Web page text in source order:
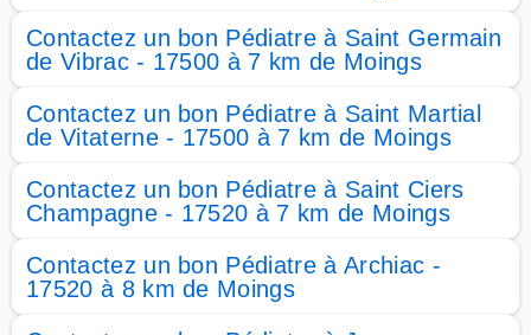
Contactez un bon Pédiatre à Saint Germain
de Vibrac - 17500 à 7 km de Moings
Contactez un bon Pédiatre à Saint Martial
de Vitaterne - 17500 à 7 km de Moings
Contactez un bon Pédiatre à Saint Ciers
Champagne - 17520 à 7 km de Moings
Contactez un bon Pédiatre à Archiac -
17520 à 8 km de Moings